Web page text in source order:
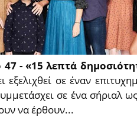
- «15 λεπτά
σε έναν
σε ένα σήριαλ
να έρθουν...